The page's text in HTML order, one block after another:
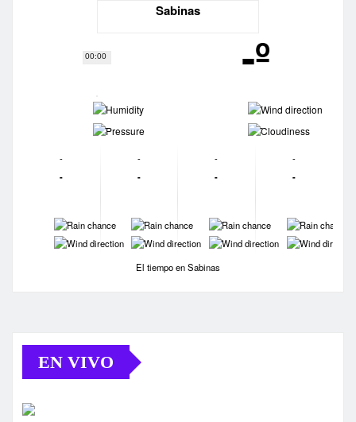
00:00
Sabinas
-º
-
-
-
-
-
-
-
-
-
-
-
-
-
-
-
-
-
-
-
-
El tiempo en Sabinas
EN VIVO